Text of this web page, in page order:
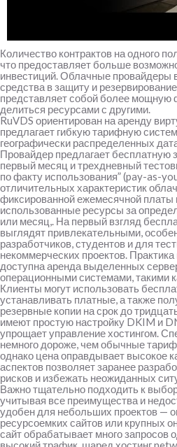
Количество контрактов на одного
что предоставляет больше
инвестиций. Облачные провайдеры
средства в защиту и
представляет собой более мощную
делиться ресурсами с другими.
RuVDS ориентирован на аренду
предлагает гибкую тарифную
географически распределенных
Провайдер предлагает бесплатную
первый месяц и трехдневный
по факту использования” (pay-as-
отличительных характеристик
фиксированной ежемесячной платы
использованные ресурсы за
или месяц,. На первый взгляд
выглядят привлекательными,
разработчиков, студентов и для
некоммерческих проектов.
доступна аренда выделенных
операционными системами, такими
Клиенты могут использовать
устанавливать платные, а также
резервные копии на срок до
имеют простую настройку DKIM и
упрощает управление хостингом.
немного дороже, чем обычные
однако цена оправдывает высокое
аспектов позволяет заранее
рисков и избежать неожиданных
Важно тщательно подходить к
учитывая все преимущества и
удобен для небольших проектов —
ресурсоемких сайтов или крупных
сайт обрабатывает много запросов